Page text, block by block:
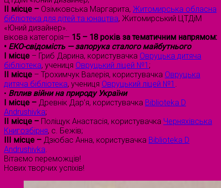
II місце – Озімковська Маргарита, Житомирська обласна
бібліотека для дітей та юнацтва, Житомирський ЦТДіМ
«Юний дизайнер».
вікова категорія— 15 – 18 років за тематичним напрямом:
• ЕКО-свідомість — запорука сталого майбутнього
I місце – Гриб Дарина, користувачка Овруцька дитяча
бібліотека, учениця Овруцький ліцей №1 ;
II місце – Трохимчук Валерія, користувачка Овруцька
дитяча бібліотека, учениця Овруцький ліцей №1 .
• Вплив війни на природу України
I місце – Древнік Дар’я, користувачка Biblioteka D
Andrushivka;
II місце – Поліщук Анастасія, користувачка Черняхівська
Книгозбірня, с. Бежів;
III місце – Дзюбас Анна, користувачка Biblioteka D
Andrushivka.
Вітаємо переможців!
Нових творчих успіхів!